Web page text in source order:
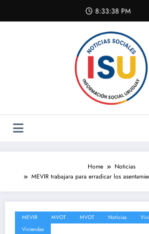
content
8:33:38 PM
Home
Noticias
MEVIR trabajara para erradicar los
MEVIR MVOT MVOT Noticias
Viviendas